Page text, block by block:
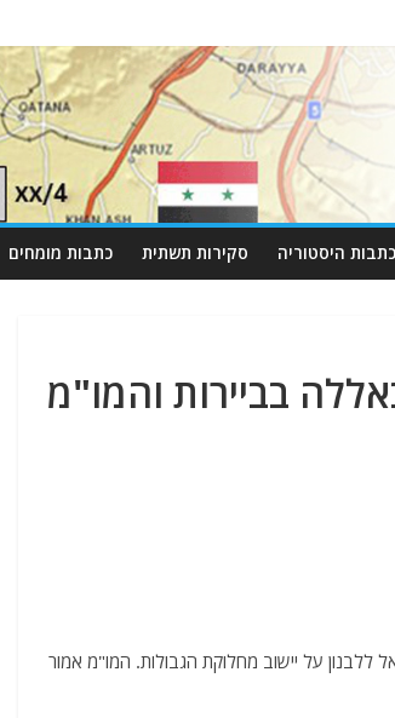
כתבות היסטוריה סקירות תשתית כתבות מומחים
בביירות והמו"מ
ללבנון על יישוב מחלוקת הגבולות. המו"מ אמור